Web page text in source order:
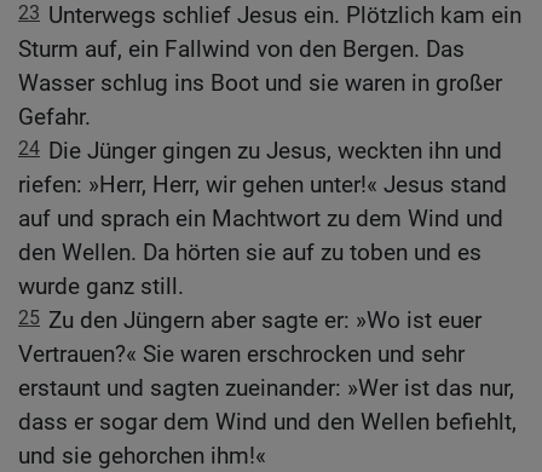
23 Unterwegs schlief Jesus ein. Plötzlich kam ein
Sturm auf, ein Fallwind von den Bergen. Das
Wasser schlug ins Boot und sie waren in großer
Gefahr.
24 Die Jünger gingen zu Jesus, weckten ihn und
riefen: »Herr, Herr, wir gehen unter!« Jesus stand
auf und sprach ein Machtwort zu dem Wind und
den Wellen. Da hörten sie auf zu toben und es
wurde ganz still.
25 Zu den Jüngern aber sagte er: »Wo ist euer
Vertrauen?« Sie waren erschrocken und sehr
erstaunt und sagten zueinander: »Wer ist das nur,
dass er sogar dem Wind und den Wellen befiehlt,
und sie gehorchen ihm!«